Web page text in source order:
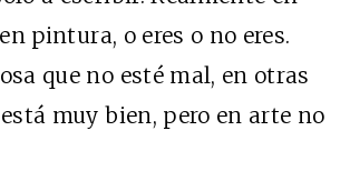
pintura, o eres o no eres.
que no esté mal, en otras
muy bien, pero en arte no